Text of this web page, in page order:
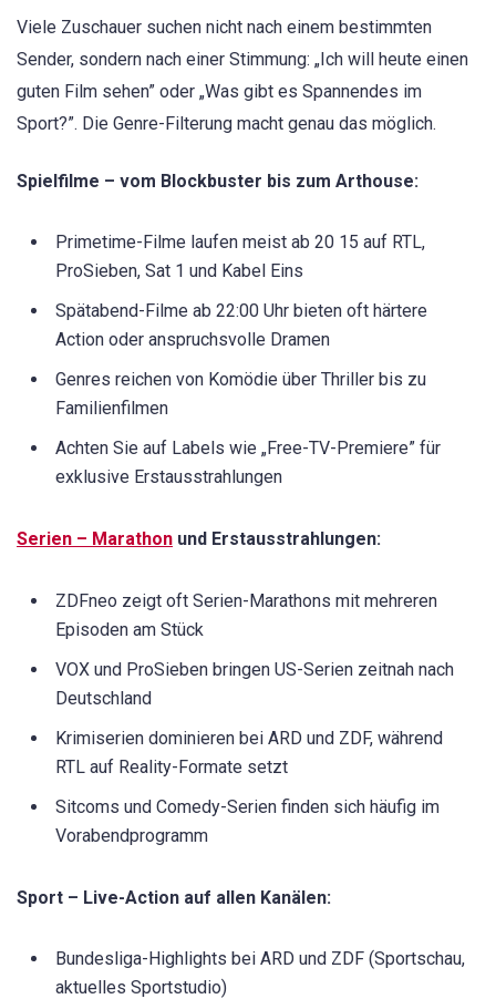
Viele Zuschauer suchen nicht nach einem bestimmten
Sender, sondern nach einer Stimmung: „Ich will heute einen
guten Film sehen” oder „Was gibt es Spannendes im
Sport?”. Die Genre-Filterung macht genau das möglich.
Spielfilme – vom Blockbuster bis zum Arthouse:
Primetime-Filme laufen meist ab 20 15 auf RTL,
ProSieben, Sat 1 und Kabel Eins
Spätabend-Filme ab 22:00 Uhr bieten oft härtere
Action oder anspruchsvolle Dramen
Genres reichen von Komödie über Thriller bis zu
Familienfilmen
Achten Sie auf Labels wie „Free-TV-Premiere” für
exklusive Erstausstrahlungen
Serien – Marathon und Erstausstrahlungen:
ZDFneo zeigt oft Serien-Marathons mit mehreren
Episoden am Stück
VOX und ProSieben bringen US-Serien zeitnah nach
Deutschland
Krimiserien dominieren bei ARD und ZDF, während
RTL auf Reality-Formate setzt
Sitcoms und Comedy-Serien finden sich häufig im
Vorabendprogramm
Sport – Live-Action auf allen Kanälen:
Bundesliga-Highlights bei ARD und ZDF (Sportschau,
aktuelles Sportstudio)